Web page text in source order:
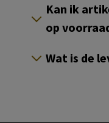
Kan ik
op
Wat is de